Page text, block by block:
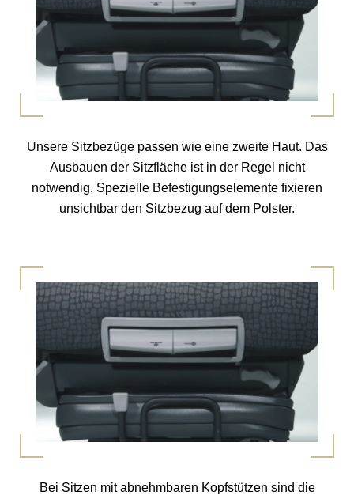
Unsere Sitzbezüge passen wie eine zweite Haut. Das
Ausbauen der Sitzfläche ist in der Regel nicht
notwendig. Spezielle Befestigungselemente fixieren
unsichtbar den Sitzbezug auf dem Polster.
Bei Sitzen mit abnehmbaren Kopfstützen sind die